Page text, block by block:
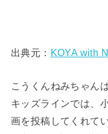
出典元： KOYA with
こうくんねみちゃん
キッズラインでは、
画を投稿してくれて